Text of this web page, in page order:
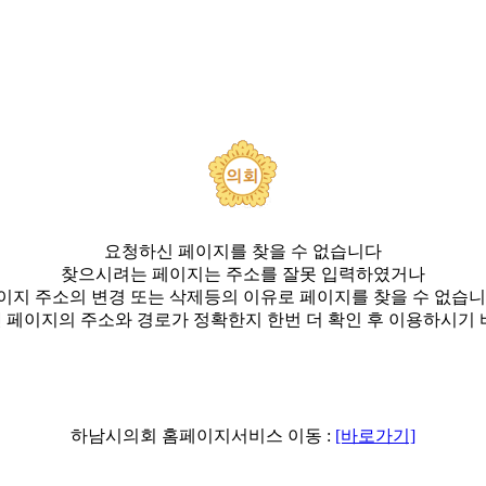
요청하신 페이지를 찾을 수 없습니다
찾으시려는 페이지는 주소를 잘못 입력하였거나
지 주소의 변경 또는 삭제등의 이유로 페이지를 찾을 수 없습
페이지의 주소와 경로가 정확한지 한번 더 확인 후 이용하시기
하남시의회 홈페이지서비스 이동 : [바로가기]